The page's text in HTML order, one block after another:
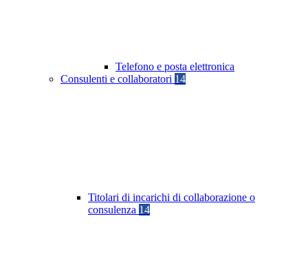
Telefono e posta elettronica
Consulenti e collaboratori 14
Titolari di incarichi di collaborazione o
consulenza 14